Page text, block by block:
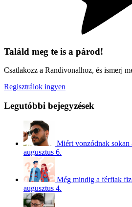
Találd meg te is a párod!
Csatlakozz a Randivonalhoz, és ismerj
Regisztrálok ingyen
Legutóbbi bejegyzések
Miért vonzódnak sokan
augusztus 6.
Még mindig a férfiak
augusztus 4.